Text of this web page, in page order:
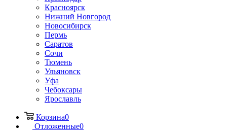
Красноярск
Нижний Новгород
Новосибирск
Пермь
Саратов
Сочи
Тюмень
Ульяновск
Уфа
Чебоксары
Ярославль
Корзина0
Отложенные0